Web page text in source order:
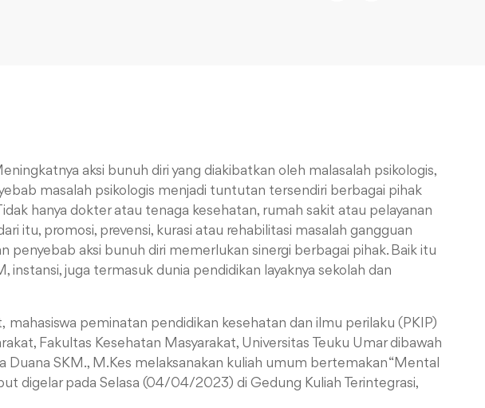
aksi bunuh diri yang diakibatkan oleh malasalah psikologis,
masalah psikologis menjadi tuntutan tersendiri berbagai pihak
hanya dokter atau tenaga kesehatan, rumah sakit atau pelayanan
itu, promosi, prevensi, kurasi atau rehabilitasi masalah gangguan
penyebab aksi bunuh diri memerlukan sinergi berbagai pihak. Baik itu
instansi, juga termasuk dunia pendidikan layaknya sekolah dan
mahasiswa peminatan pendidikan kesehatan dan ilmu perilaku (PKIP)
Fakultas Kesehatan Masyarakat, Universitas Teuku Umar dibawah
Duana SKM., M.Kes melaksanakan kuliah umum bertemakan “Mental
digelar pada Selasa (04/04/2023) di Gedung Kuliah Terintegrasi,